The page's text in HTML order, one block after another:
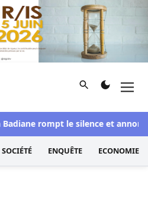
et d'investigation
Rechercher
rompt le silence et
SOCIÉTÉ ENQUÊTE ECONOMIE